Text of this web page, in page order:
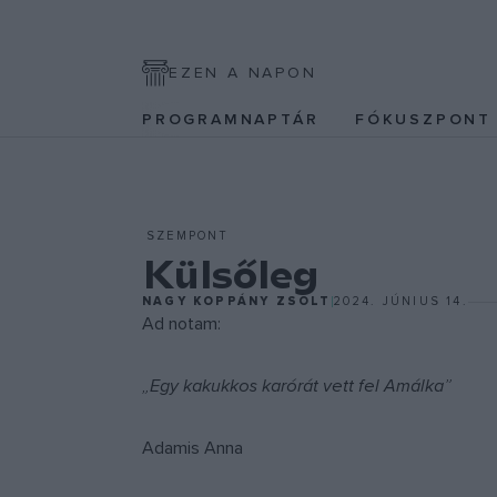
EZEN A NAPON
PROGRAMNAPTÁR FÓKUSZPONT
SZEMPONT
Külsőleg
NAGY KOPPÁNY ZSOLT 2024. JÚNIUS 14.
Ad notam:
„Egy kakukkos karórát vett fel Amálka”
Adamis Anna